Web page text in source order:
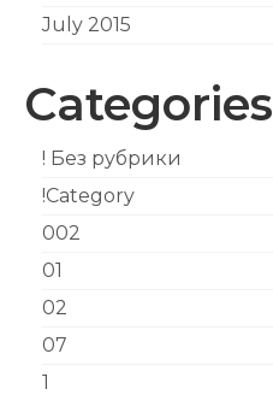
July 2015
Categories
! Без рубрики
!Category
002
01
02
07
1